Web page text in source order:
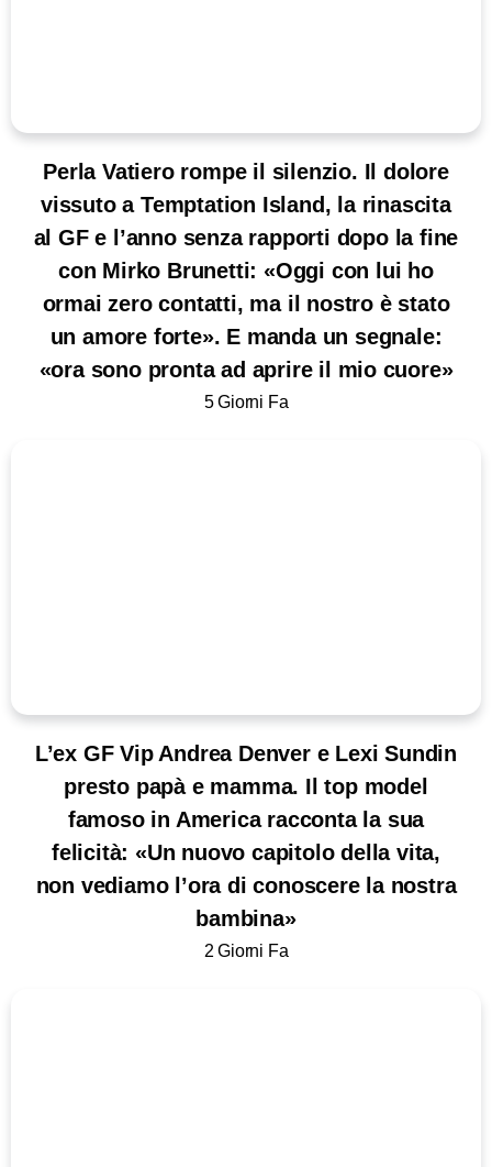
Perla Vatiero rompe il silenzio. Il dolore
vissuto a Temptation Island, la rinascita
al GF e l’anno senza rapporti dopo la fine
con Mirko Brunetti: «Oggi con lui ho
ormai zero contatti, ma il nostro è stato
un amore forte». E manda un segnale:
«ora sono pronta ad aprire il mio cuore»
5 Giorni Fa
L’ex GF Vip Andrea Denver e Lexi Sundin
presto papà e mamma. Il top model
famoso in America racconta la sua
felicità: «Un nuovo capitolo della vita,
non vediamo l’ora di conoscere la nostra
bambina»
2 Giorni Fa